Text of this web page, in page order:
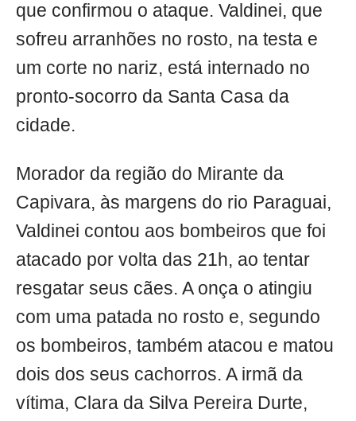
que confirmou o ataque. Valdinei, que
sofreu arranhões no rosto, na testa e
um corte no nariz, está internado no
pronto-socorro da Santa Casa da
cidade.
Morador da região do Mirante da
Capivara, às margens do rio Paraguai,
Valdinei contou aos bombeiros que foi
atacado por volta das 21h, ao tentar
resgatar seus cães. A onça o atingiu
com uma patada no rosto e, segundo
os bombeiros, também atacou e matou
dois dos seus cachorros. A irmã da
vítima, Clara da Silva Pereira Durte,